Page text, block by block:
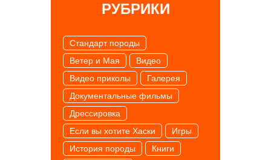
РУБРИКИ
Cтандарт породы
Ветер и Мая
Видео
Видео приколы
Галерея
Документальные фильмы
Дрессировка
Если вы хотите Хаски
Игры
История породы
Книги